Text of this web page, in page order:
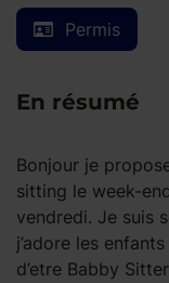
Permis
En résumé
Bonjour je
sitting le week-
vendredi. Je suis
j’adore les
d’etre Babby